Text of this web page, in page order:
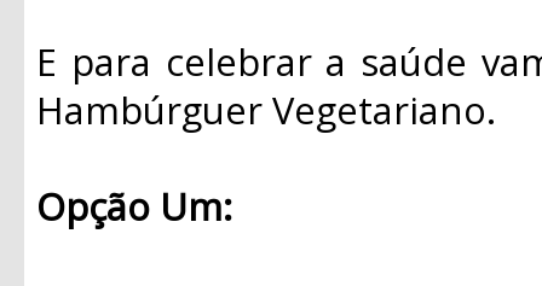
E para celebrar a saúde
Hambúrguer Vegetariano.
Opção Um: